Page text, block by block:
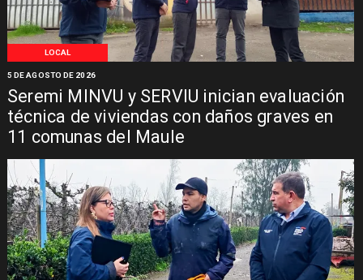
LOCAL
Seremi MINVU y SERVIU inician evaluación
técnica de viviendas con daños graves en
11 comunas del Maule
5 DE AGOSTO DE 2026